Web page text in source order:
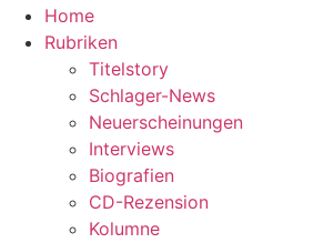
Home
Rubriken
Titelstory
Schlager-News
Neuerscheinungen
Interviews
Biografien
CD-Rezension
Kolumne